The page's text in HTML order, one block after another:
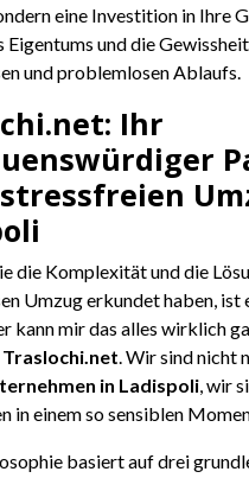
eine Investition in Ihre
Eigentums und die
und problemlosen Ablaufs.
Ihr
die Komplexität und die
Umzug erkundet haben, ist
kann mir das alles wirklich
Traslochi.net. Wir sind nicht
in Ladispoli, wir
in einem so sensiblen
basiert auf drei